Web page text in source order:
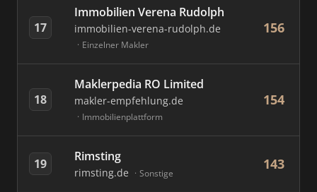
17
Immobilien Verena Rudolph
immobilien-verena-rudolph.de
Einzelner Makler
156
18
Maklerpedia RO Limited
makler-empfehlung.de
Immobilienplattform
154
19 Rimsting
rimsting.de Sonstige
143